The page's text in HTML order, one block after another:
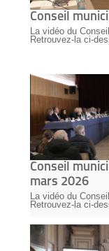
Conseil
La vidéo du
Retrouvez-la ci-
Conseil
mars 2026
La vidéo du
Retrouvez-la ci-